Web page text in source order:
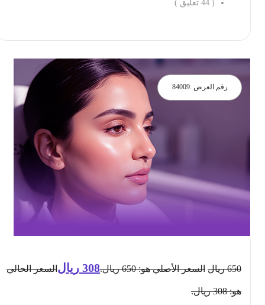
44 تعليق )
رقم العرض :84009
ريال السعر الأصلي هو: 650 ريال. 308 ريال السعر الحالي